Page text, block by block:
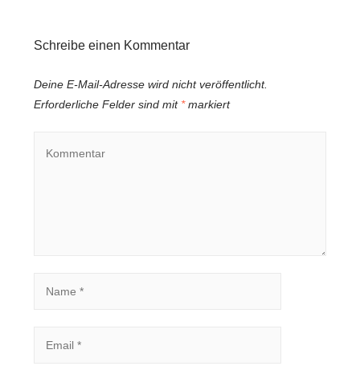
Schreibe einen Kommentar
Deine E-Mail-Adresse wird nicht veröffentlicht.
Erforderliche Felder sind mit *markiert